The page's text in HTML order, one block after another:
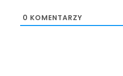
0 KOMENTARZY